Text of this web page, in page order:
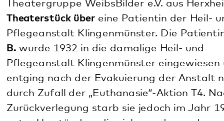
Eine der Infostelen auf der Gedenkstätte des